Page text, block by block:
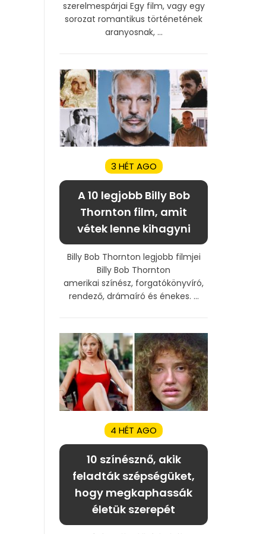
szerelmespárjai Egy film, vagy egy
sorozat romantikus történetének
aranyosnak, ...
3 HÉT AGO
A 10 legjobb Billy Bob
Thornton film, amit
vétek lenne kihagyni
Billy Bob Thornton legjobb filmjei
Billy Bob Thornton
amerikai színész, forgatókönyvíró,
rendező, drámaíró és énekes. ...
4 HÉT AGO
10 színésznő, akik
feladták szépségüket,
hogy megkaphassák
életük szerepét